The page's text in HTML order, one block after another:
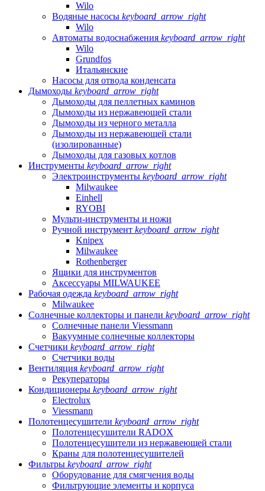
Wilo
Водяные насосы keyboard_arrow_right
Wilo
Автоматы водоснабжения keyboard_arrow_right
Wilo
Grundfos
Итальянские
Насосы для отвода конденсата
Дымоходы keyboard_arrow_right
Дымоходы для пеллетных каминов
Дымоходы из нержавеющей стали
Дымоходы из черного металла
Дымоходы из нержавеющей стали
(изолированные)
Дымоходы для газовых котлов
Инструменты keyboard_arrow_right
Электроинструменты keyboard_arrow_right
Milwaukee
Einhell
RYOBI
Мульти-инструменты и ножи
Ручной инструмент keyboard_arrow_right
Knipex
Milwaukee
Rothenberger
Ящики для инструментов
Аксессуары MILWAUKEE
Рабочая одежда keyboard_arrow_right
Milwaukee
Солнечные коллекторы и панели keyboard_arrow_right
Солнечные панели Viessmann
Вакуумные солнечные коллекторы
Счетчики keyboard_arrow_right
Счетчики воды
Вентиляция keyboard_arrow_right
Рекуператоры
Кондиционеры keyboard_arrow_right
Electrolux
Viessmann
Полотенцесушители keyboard_arrow_right
Полотенцесушители RADOX
Полотенцесушители из нержавеющей стали
Краны для полотенцесушителей
Фильтры keyboard_arrow_right
Оборудование для смягчения воды
Фильтрующие элементы и корпуса